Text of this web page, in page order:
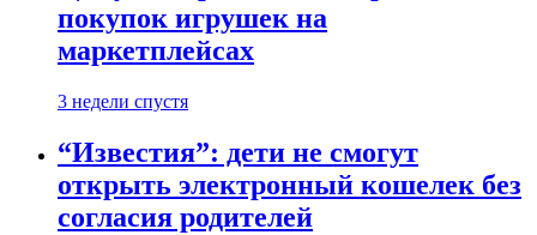
покупок игрушек на
маркетплейсах
3 недели спустя
“Известия”: дети не смогут
открыть электронный кошелек без
согласия родителей